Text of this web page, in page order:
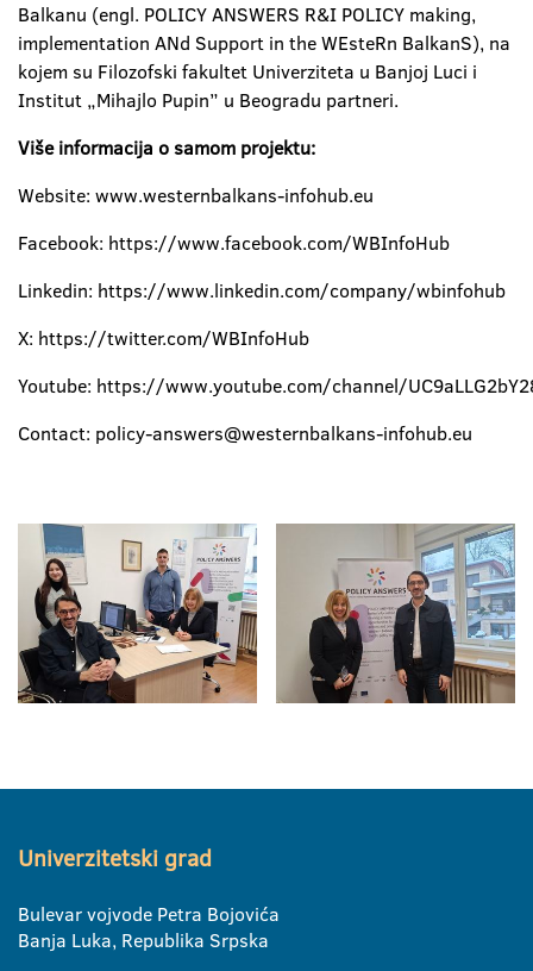
Balkanu (engl. POLICY ANSWERS R&I POLICY making,
implementation ANd Support in the WEsteRn BalkanS), na
kojem su Filozofski fakultet Univerziteta u Banjoj Luci i
Institut „Mihajlo Pupin” u Beogradu partneri.
Više informacija o samom projektu:
Website: www.westernbalkans-infohub.eu
Facebook: https://www.facebook.com/WBInfoHub
Linkedin: https://www.linkedin.com/company/wbinfohub
X: https://twitter.com/WBInfoHub
Youtube: https://www.youtube.com/channel/
Contact: policy-answers@westernbalkans-infohub.eu
Univerzitetski grad
Bulevar vojvode Petra Bojovića
Banja Luka, Republika Srpska